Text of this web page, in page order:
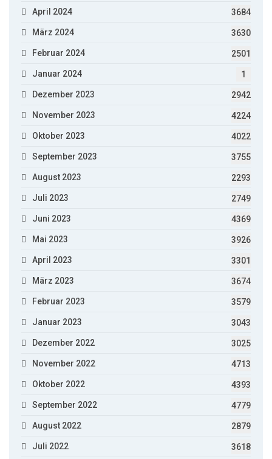
April 2024 3684
März 2024 3630
Februar 2024 2501
Januar 2024 1
Dezember 2023 2942
November 2023 4224
Oktober 2023 4022
September 2023 3755
August 2023 2293
Juli 2023 2749
Juni 2023 4369
Mai 2023 3926
April 2023 3301
März 2023 3674
Februar 2023 3579
Januar 2023 3043
Dezember 2022 3025
November 2022 4713
Oktober 2022 4393
September 2022 4779
August 2022 2879
Juli 2022 3618